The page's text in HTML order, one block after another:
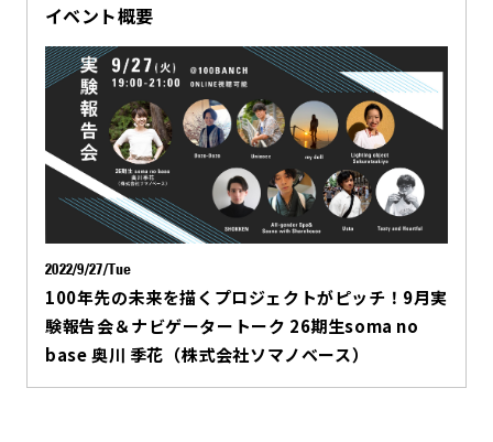
イベント概要
2022/9/27/Tue
100年先の未来を描くプロジェクトがピッチ！9月実
験報告会＆ナビゲータートーク 26期生soma no
base 奥川 季花（株式会社ソマノベース）